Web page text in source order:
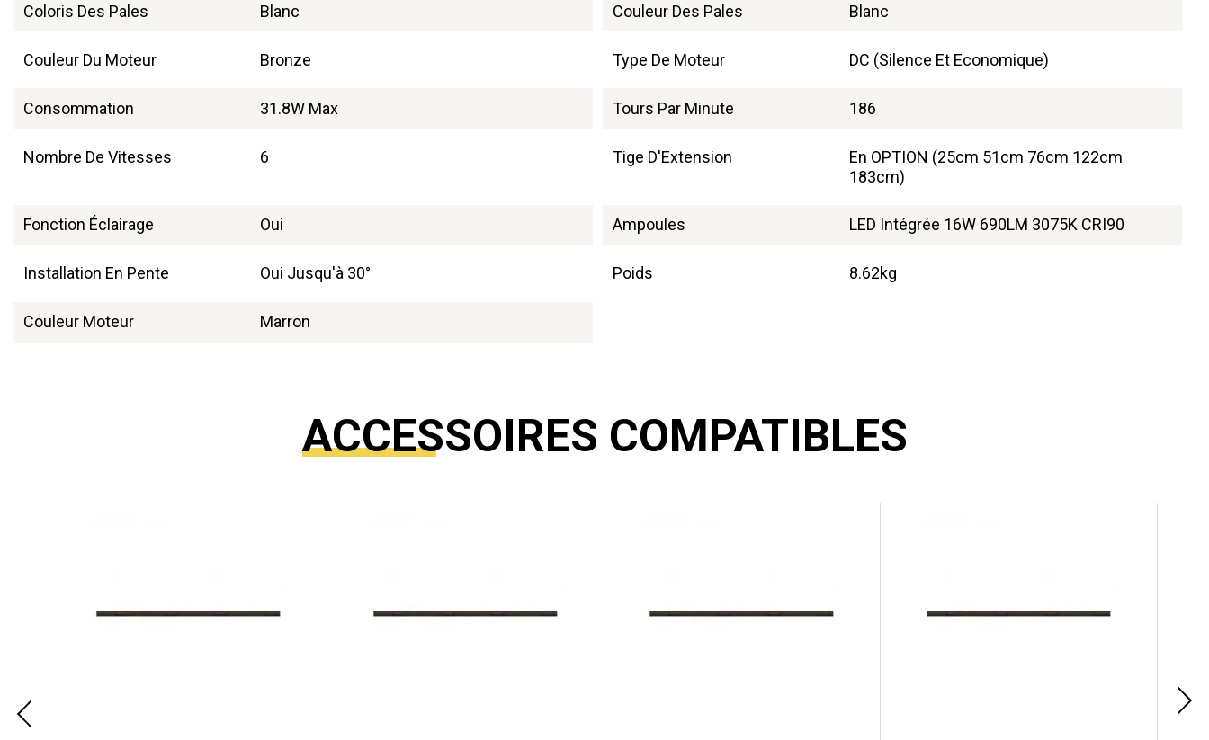
Coloris Des Pales Blanc Couleur Des Pales Blanc
Couleur Du Moteur Bronze Type De Moteur DC (Silence Et Economique)
Consommation 31.8W Max Tours Par Minute 186
Nombre De Vitesses 6 Tige D'Extension
En OPTION (25cm 51cm 76cm 122cm
183cm)
Fonction Éclairage Oui Ampoules LED Intégrée 16W 690LM 3075K CRI90
Installation En Pente Oui Jusqu'à 30° Poids 8.62kg
Couleur Moteur Marron
ACCESSOIRES COMPATIBLES